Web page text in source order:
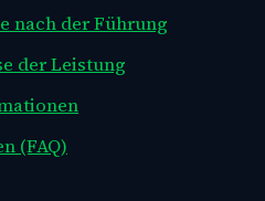
nach der Führung
der Leistung
(FAQ)